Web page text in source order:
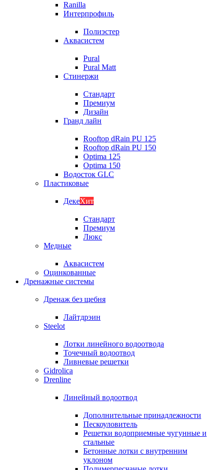
Ranilla
Интерпрофиль
Полиэстер
Аквасистем
Pural
Pural Matt
Стинержи
Стандарт
Премиум
Дизайн
Гранд лайн
Rooftop dRain PU 125
Rooftop dRain PU 150
Optima 125
Optima 150
Водосток GLC
Пластиковые
ДекеХит
Стандарт
Премиум
Люкс
Медные
Аквасистем
Оцинкованные
Дренажные системы
Дренаж без щебня
Лайтдрэин
Steelot
Лотки линейного водоотвода
Точечный водоотвод
Ливневые решетки
Gidrolica
Drenline
Линейный водоотвод
Дополнительные принадлежности
Пескоуловитель
Решетки водоприемные чугунные и
стальные
Бетонные лотки с внутренним
уклоном